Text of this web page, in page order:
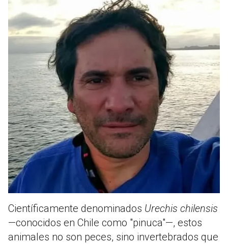
Científicamente denominados Urechis chilensis
—conocidos en Chile como "pinuca"—, estos
animales no son peces, sino invertebrados que